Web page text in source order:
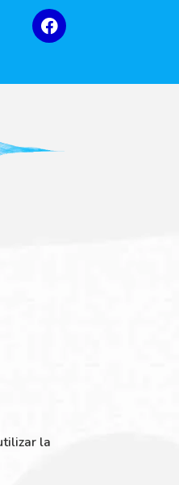
la